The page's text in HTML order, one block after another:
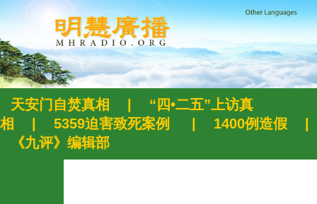
天安门自焚真相
“四•二五”上访真
相
5359迫害致死案例 1400例造假
《九评》编辑部